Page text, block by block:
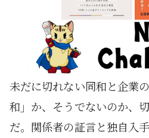
未だに切れない同和と企業
和」か、そうでないのか、
だ。関係者の証言と独自入